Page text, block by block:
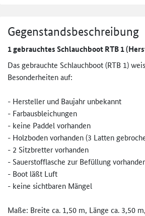
Gegenstandsbeschreibung
1 gebrauchtes Schlauchboot RTB 1
Das gebrauchte Schlauchboot (RTB 1)
Besonderheiten auf:
- Hersteller und Baujahr unbekannt
- Farbausbleichungen
- keine Paddel vorhanden
- Holzboden vorhanden (3 Latten
- 2 Sitzbretter vorhanden
- Sauerstofflasche zur Befüllung
- Boot läßt Luft
- keine sichtbaren Mängel
Maße: Breite ca. 1,50 m, Länge ca. 3,50